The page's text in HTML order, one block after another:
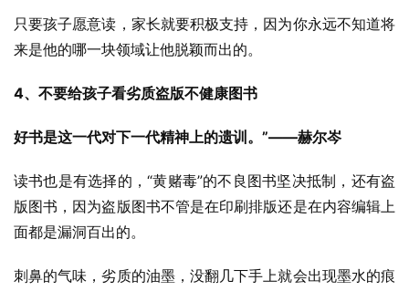
只要孩子愿意读，家长就要积极支持，因为你永远不知道将
来是他的哪一块领域让他脱颖而出的。
4、不要给孩子看劣质盗版不健康图书
好书是这一代对下一代精神上的遗训。”——赫尔岑
读书也是有选择的，“黄赌毒”的不良图书坚决抵制，还有盗
版图书，因为盗版图书不管是在印刷排版还是在内容编辑上
面都是漏洞百出的。
刺鼻的气味，劣质的油墨，没翻几下手上就会出现墨水的痕